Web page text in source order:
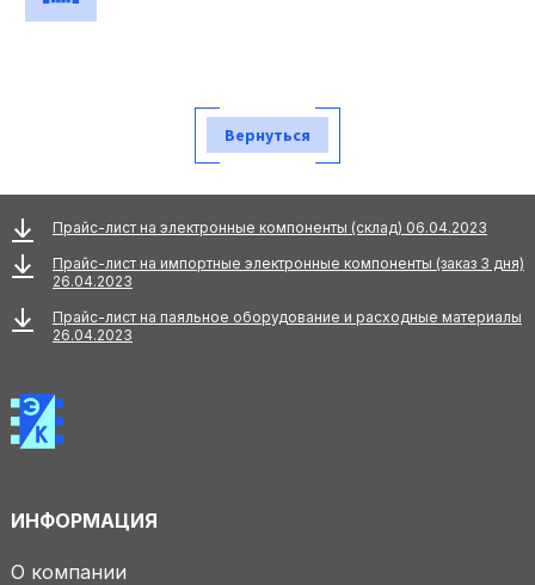
Вернуться
Прайс-лист на электронные компоненты (склад) 06.04.2023
Прайс-лист на импортные электронные компоненты (заказ 3 дня)
26.04.2023
Прайс-лист на паяльное оборудование и расходные материалы
26.04.2023
ИНФОРМАЦИЯ
О компании